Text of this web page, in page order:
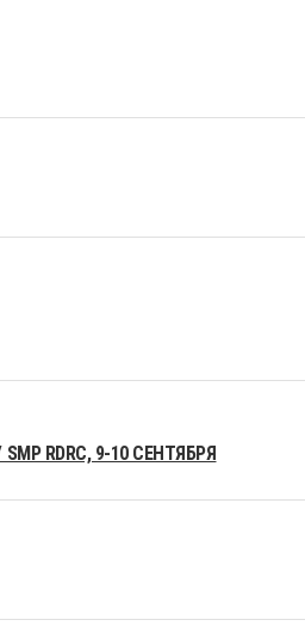
RDRC, 9-10 СЕНТЯБРЯ